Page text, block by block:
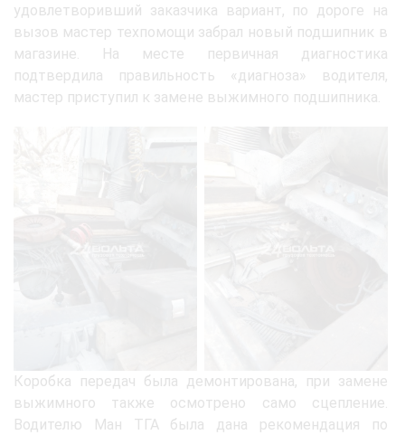
удовлетворивший заказчика вариант, по дороге на
вызов мастер техпомощи забрал новый подшипник в
магазине. На месте первичная диагностика
подтвердила правильность «диагноза» водителя,
мастер приступил к замене выжимного подшипника.
Коробка передач была демонтирована, при замене
выжимного также осмотрено само сцепление.
Водителю Ман ТГА была дана рекомендация по